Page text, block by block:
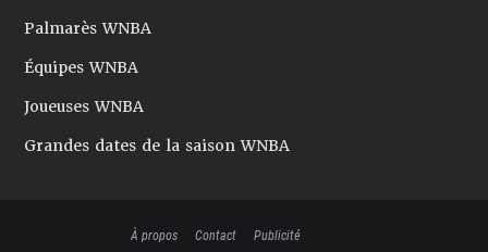
Palmarès WNBA
Équipes WNBA
Joueuses WNBA
Grandes dates de la saison WNBA
À propos Contact Publicité